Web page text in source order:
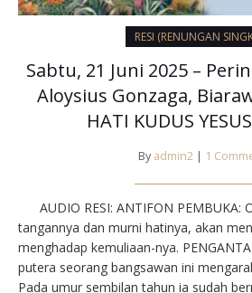
RESI (RENUNGAN
Sabtu, 21 Juni 2025 –
Aloysius Gonzaga,
HATI KUDUS
By admin2 | 1
AUDIO RESI: ANTIFON PEMBUKA:
tangannya dan murni hatinya, akan
menghadap kemuliaan-nya.
putera seorang bangsawan ini
Pada umur sembilan tahun ia sudah